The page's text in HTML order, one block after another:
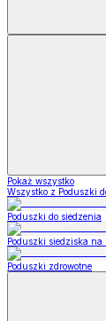
Pokaż wszystko
Wszystko z Poduszki
Poduszki do siedzenia
Poduszki siedziska na
Poduszki zdrowotne